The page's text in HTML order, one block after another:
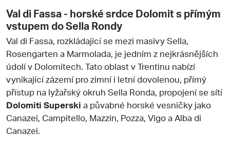
Val di Fassa - horské srdce Dolomit s přímým
vstupem do Sella Rondy
Val di Fassa, rozkládající se mezi masivy Sella,
Rosengarten a Marmolada, je jedním z nejkrásnějších
údolí v Dolomitech. Tato oblast v Trentinu nabízí
vynikající zázemí pro zimní i letní dovolenou, přímý
přístup na lyžařský okruh Sella Ronda, propojení se sítí
Dolomiti Superski a půvabné horské vesničky jako
Canazei, Campitello, Mazzin, Pozza, Vigo a Alba di
Canazei.